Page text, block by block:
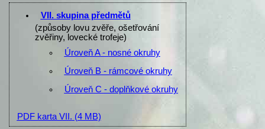
VII. skupina předmětů
(způsoby lovu zvěře, ošetřování
zvěřiny, lovecké trofeje)
Úroveň A - nosné okruhy
Úroveň B - rámcové okruhy
Úroveň C - doplňkové okruhy
PDF karta VII. (4 MB)